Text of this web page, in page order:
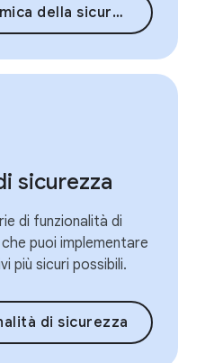
della sicurezza
sicurezza
di funzionalità di
puoi implementare
più sicuri possibili.
di sicurezza